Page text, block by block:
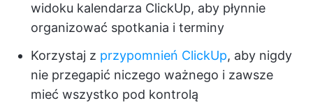
widoku kalendarza ClickUp, aby płynnie
organizować spotkania i terminy
Korzystaj z przypomnień ClickUp, aby nigdy
nie przegapić niczego ważnego i zawsze
mieć wszystko pod kontrolą